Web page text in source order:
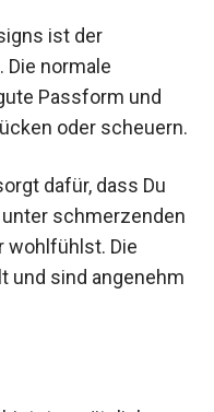
ist der
normale
Passform und
oder scheuern.
dafür, dass Du
schmerzenden
wohlfühlst. Die
und sind angenehm